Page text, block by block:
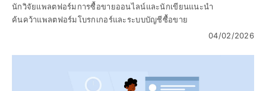
นักวิจัยแพลตฟอร์มการซื้อขายออนไลน์และนักเขียนแนะนำ
ค้นคว้าแพลตฟอร์มโบรกเกอร์และระบบบัญชีซื้อขาย
04/02/2026